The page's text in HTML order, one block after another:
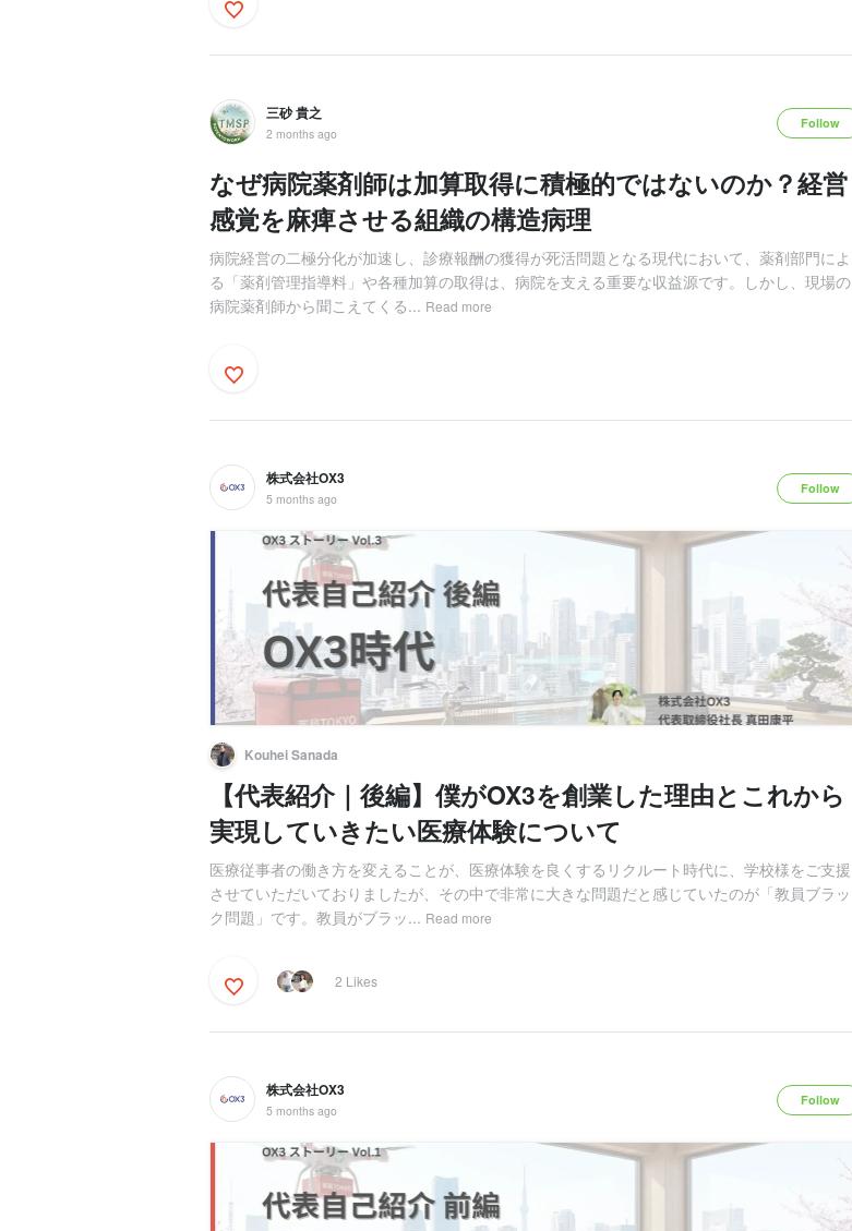
三砂 貴之
2 months ago
Follow
なぜ病院薬剤師は加算取得に積極的ではないのか？経営
感覚を麻痺させる組織の構造病理
病院経営の二極分化が加速し、診療報酬の獲得が死活問題となる現代において、薬剤部門によ
る「薬剤管理指導料」や各種加算の取得は、病院を支える重要な収益源です。しかし、現場の
病院薬剤師から聞こえてくる... Read more
株式会社OX3
5 months ago
Follow
Kouhei Sanada
【代表紹介｜後編】僕がOX3を創業した理由とこれから
実現していきたい医療体験について
医療従事者の働き方を変えることが、医療体験を良くするリクルート時代に、学校様をご支援
させていただいておりましたが、その中で非常に大きな問題だと感じていたのが「教員ブラッ
ク問題」です。教員がブラッ... Read more
2 Likes
株式会社OX3
5 months ago
Follow